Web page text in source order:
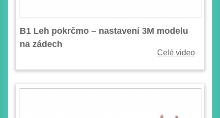
B1 Leh pokrčmo – nastavení 3M modelu
na zádech
Celé video